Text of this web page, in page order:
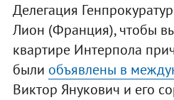
Делегация
Лион (Франция), чтобы
квартире Интерпола
были объявлены в
Виктор Янукович и его